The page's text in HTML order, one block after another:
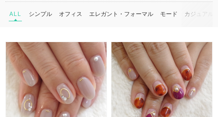
ALL シンプル オフィス エレガント・フォーマル モード カジュアル